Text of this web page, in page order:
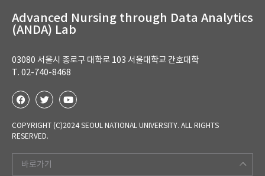
Advanced Nursing through Data Analytics
(ANDA) Lab
03080 서울시 종로구 대학로 103 서울대학교 간호대학
T. 02-740-8468
COPYRIGHT (C)2024 SEOUL NATIONAL UNIVERSITY. ALL RIGHTS
RESERVED.
바로가기